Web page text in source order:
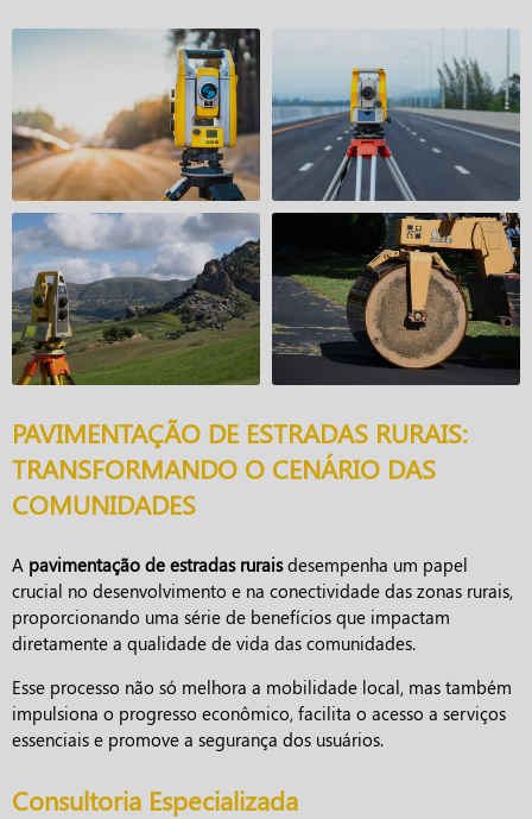
PAVIMENTAÇÃO DE ESTRADAS RURAIS:
TRANSFORMANDO O CENÁRIO DAS
COMUNIDADES
A pavimentação de estradas ruraisdesempenha um papel
crucial no desenvolvimento e na conectividade das zonas rurais,
proporcionando uma série de benefícios que impactam
diretamente a qualidade de vida das comunidades.
Esse processo não só melhora a mobilidade local, mas também
impulsiona o progresso econômico, facilita o acesso a serviços
essenciais e promove a segurança dos usuários.
Consultoria Especializada